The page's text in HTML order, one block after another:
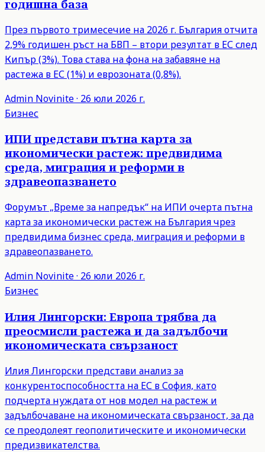
годишна база
През първото тримесечие на 2026 г. България отчита
2,9% годишен ръст на БВП – втори резултат в ЕС след
Кипър (3%). Това става на фона на забавяне на
растежа в ЕС (1%) и еврозоната (0,8%).
Admin Novinite· 26 юли 2026 г.
Бизнес
ИПИ представи пътна карта за
икономически растеж: предвидима
среда, миграция и реформи в
здравеопазването
Форумът „Време за напредък“ на ИПИ очерта пътна
карта за икономически растеж на България чрез
предвидима бизнес среда, миграция и реформи в
здравеопазването.
Admin Novinite· 26 юли 2026 г.
Бизнес
Илия Лингорски: Европа трябва да
преосмисли растежа и да задълбочи
икономическата свързаност
Илия Лингорски представи анализ за
конкурентоспособността на ЕС в София, като
подчерта нуждата от нов модел на растеж и
задълбочаване на икономическата свързаност, за да
се преодолеят геополитическите и икономически
предизвикателства.